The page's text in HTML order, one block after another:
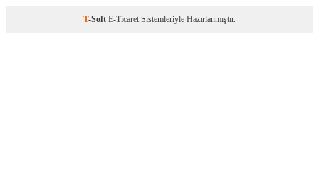
T-Soft E-Ticaret Sistemleriyle Hazırlanmıştır.